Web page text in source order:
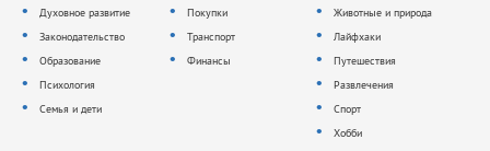
Духовное развитие
Законодательство
Образование
Психология
Семья и дети
Покупки
Транспорт
Финансы
Животные и природа
Лайфхаки
Путешествия
Развлечения
Спорт
Хобби